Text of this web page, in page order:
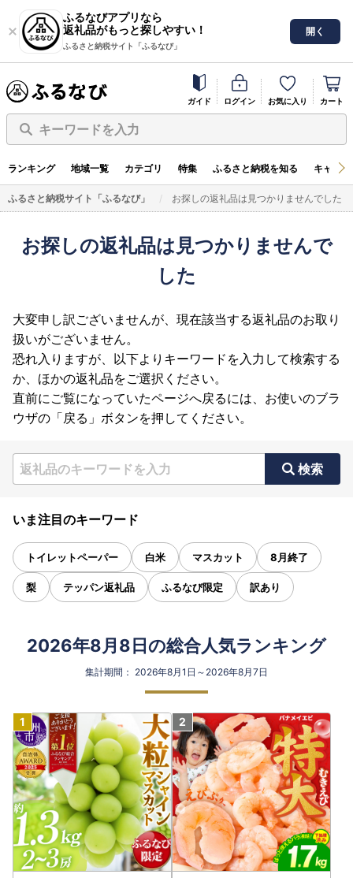
ふるなびアプリなら
返礼品がもっと探しやすい！
ふるさと納税サイト「ふるなび」
開く
ガイド ログイン お気に入り カート
キーワードを入力
ランキング 地域一覧 カテゴリ 特集 ふるさと納税を知る キャン
ふるさと納税サイト「ふるなび」 お探しの返礼品は見つかりませんでした
お探しの返礼品は見つかりませんで
した
大変申し訳ございませんが、現在該当する返礼品のお取り
扱いがございません。
恐れ入りますが、以下よりキーワードを入力して検索する
か、ほかの返礼品をご選択ください。
直前にご覧になっていたページへ戻るには、お使いのブラ
ウザの「戻る」ボタンを押してください。
検索
いま注目のキーワード
トイレットペーパー 白米 マスカット 8月終了
梨 テッパン返礼品 ふるなび限定 訳あり
2026年8月8日の総合人気ランキング
集計期間： 2026年8月1日～2026年8月7日